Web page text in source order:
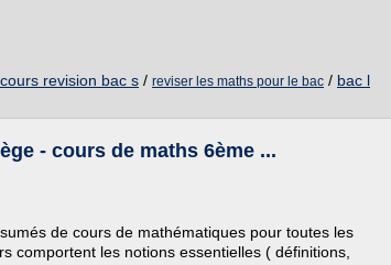
cours revision bac s / reviser les maths pour le bac / bac l
- cours de maths 6ème ...
de cours de mathématiques pour toutes les
comportent les notions essentielles ( définitions,